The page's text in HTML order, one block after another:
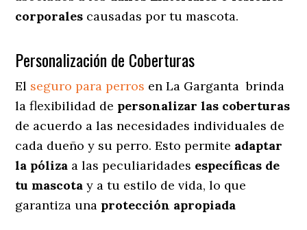
corporales causadas por tu mascota.
Personalización de Coberturas
El seguro para perros en La Garganta brinda
la flexibilidad de personalizar las coberturas
de acuerdo a las necesidades individuales de
cada dueño y su perro. Esto permite adaptar
la póliza a las peculiaridades específicas de
tu mascota y a tu estilo de vida, lo que
garantiza una protección apropiada